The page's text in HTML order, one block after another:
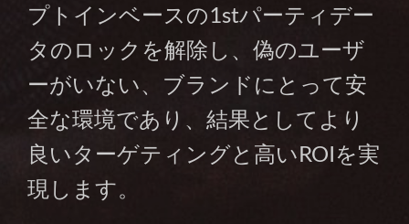
プトインベースの1stパーティデー
タのロックを解除し、偽のユーザ
ーがいない、ブランドにとって安
全な環境であり、結果としてより
良いターゲティングと高いROIを実
現します。